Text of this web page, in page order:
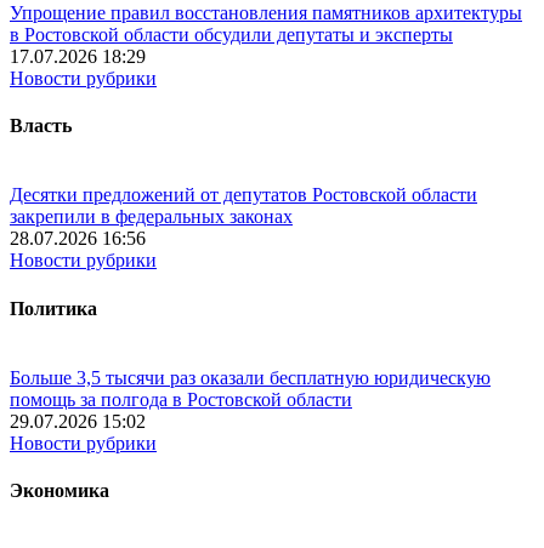
Упрощение правил восстановления памятников архитектуры
в Ростовской области обсудили депутаты и эксперты
17.07.2026 18:29
Новости рубрики
Власть
Десятки предложений от депутатов Ростовской области
закрепили в федеральных законах
28.07.2026 16:56
Новости рубрики
Политика
Больше 3,5 тысячи раз оказали бесплатную юридическую
помощь за полгода в Ростовской области
29.07.2026 15:02
Новости рубрики
Экономика